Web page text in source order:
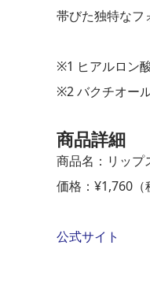
帯びた独特なフ
※1 ヒアルロン
※2 バクチオー
商品詳細
商品名：リップ
価格：¥1,760（
公式サイト